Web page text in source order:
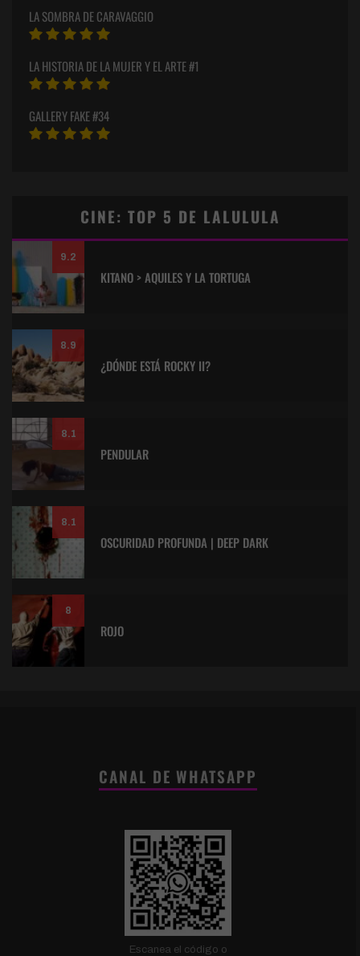
LA SOMBRA DE CARAVAGGIO
LA HISTORIA DE LA MUJER Y EL ARTE #1
GALLERY FAKE #34
CINE: TOP 5 DE LALULULA
9.2
KITANO > AQUILES Y LA TORTUGA
8.9
¿DÓNDE ESTÁ ROCKY II?
8.1
PENDULAR
8.1
OSCURIDAD PROFUNDA | DEEP DARK
8
ROJO
CANAL DE WHATSAPP
Escanea el código o